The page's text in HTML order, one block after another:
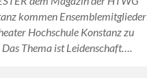
kommen Ensemblemitglieder
Hochschule Konstanz zu
Thema ist Leidenschaft….